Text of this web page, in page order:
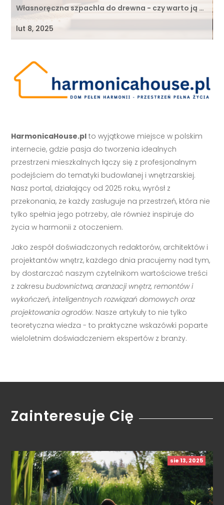
Własnoręczna szpachla do drewna - czy warto ją …
lut 8, 2025
HarmonicaHouse.pl to wyjątkowe miejsce w polskim
internecie, gdzie pasja do tworzenia idealnych
przestrzeni mieszkalnych łączy się z profesjonalnym
podejściem do tematyki budowlanej i wnętrzarskiej.
Nasz portal, działający od 2025 roku, wyrósł z
przekonania, że każdy zasługuje na przestrzeń, która nie
tylko spełnia jego potrzeby, ale również inspiruje do
życia w harmonii z otoczeniem.
Jako zespół doświadczonych redaktorów, architektów i
projektantów wnętrz, każdego dnia pracujemy nad tym,
by dostarczać naszym czytelnikom wartościowe treści
z zakresubudownictwa, aranżacji wnętrz, remontów i
wykończeń, inteligentnych rozwiązań domowych oraz
projektowania ogrodów. Nasze artykuły to nie tylko
teoretyczna wiedza - to praktyczne wskazówki poparte
wieloletnim doświadczeniem ekspertów z branży.
Zainteresuje Cię
sie 13, 2025